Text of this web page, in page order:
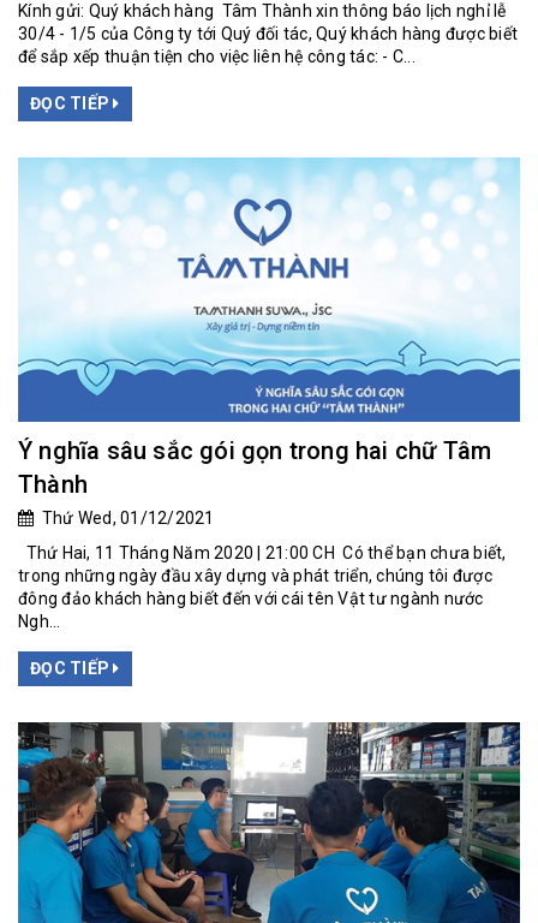
Kính gửi: Quý khách hàng Tâm Thành xin thông báo lịch nghỉ lễ
30/4 - 1/5 của Công ty tới Quý đối tác, Quý khách hàng được biết
để sắp xếp thuận tiện cho việc liên hệ công tác: - C...
ĐỌC TIẾP
Ý nghĩa sâu sắc gói gọn trong hai chữ Tâm
Thành
Thứ Wed, 01/12/2021
Thứ Hai, 11 Tháng Năm 2020 | 21:00 CH Có thể bạn chưa biết,
trong những ngày đầu xây dựng và phát triển, chúng tôi được
đông đảo khách hàng biết đến với cái tên Vật tư ngành nước
Ngh...
ĐỌC TIẾP